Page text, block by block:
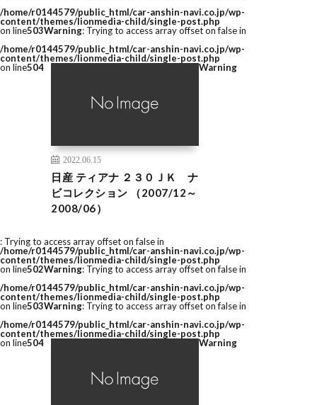
/home/r0144579/public_html/car-anshin-navi.co.jp/wp-
content/themes/lionmedia-child/single-post.php
on line503Warning: Trying to access array offset on false in
/home/r0144579/public_html/car-anshin-navi.co.jp/wp-
content/themes/lionmedia-child/single-post.php
on line504
2022.06.15
日産 ティアナ ２３０ＪＫ ナ
ビコレクション （2007/12～
2008/06）
Warning
: Trying to access array offset on false in
/home/r0144579/public_html/car-anshin-navi.co.jp/wp-
content/themes/lionmedia-child/single-post.php
on line502Warning: Trying to access array offset on false in
/home/r0144579/public_html/car-anshin-navi.co.jp/wp-
content/themes/lionmedia-child/single-post.php
on line503Warning: Trying to access array offset on false in
/home/r0144579/public_html/car-anshin-navi.co.jp/wp-
content/themes/lionmedia-child/single-post.php
on line504 Warning